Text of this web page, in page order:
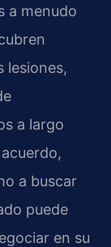
a menudo
lesiones,
a largo
a buscar
puede
en su